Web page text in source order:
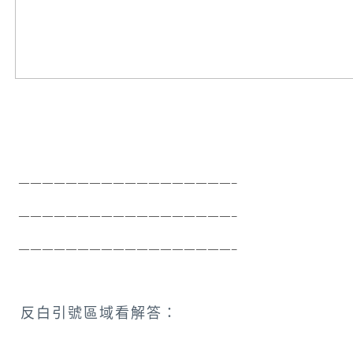
——————————————————–
——————————————————–
——————————————————–
反白引號區域看解答：